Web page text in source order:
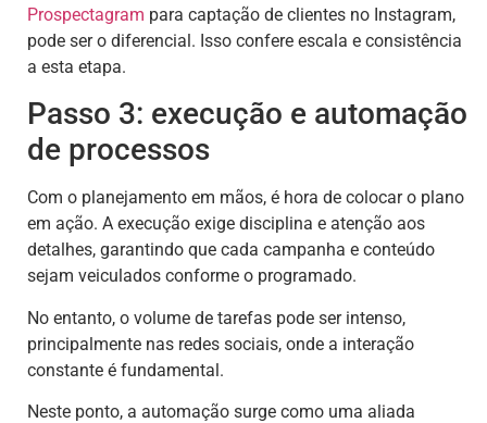
Prospectagram para captação de clientes no Instagram,
pode ser o diferencial. Isso confere escala e consistência
a esta etapa.
Passo 3: execução e automação
de processos
Com o planejamento em mãos, é hora de colocar o plano
em ação. A execução exige disciplina e atenção aos
detalhes, garantindo que cada campanha e conteúdo
sejam veiculados conforme o programado.
No entanto, o volume de tarefas pode ser intenso,
principalmente nas redes sociais, onde a interação
constante é fundamental.
Neste ponto, a automação surge como uma aliada